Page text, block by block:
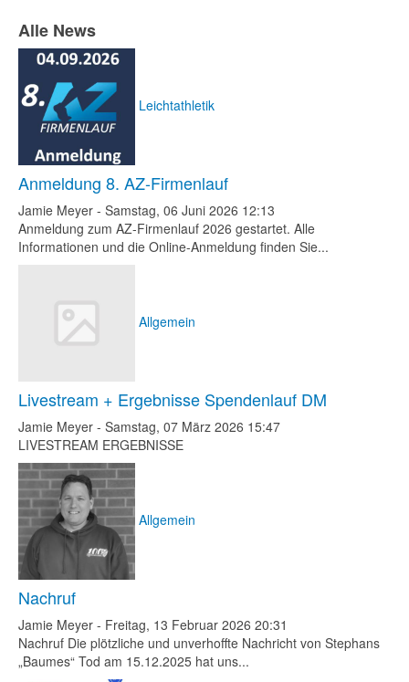
Alle News
Leichtathletik
Anmeldung 8. AZ-Firmenlauf
Jamie Meyer - Samstag, 06 Juni 2026 12:13
Anmeldung zum AZ-Firmenlauf 2026 gestartet. Alle
Informationen und die Online-Anmeldung finden Sie...
Allgemein
Livestream + Ergebnisse Spendenlauf DM
Jamie Meyer - Samstag, 07 März 2026 15:47
LIVESTREAM ERGEBNISSE
Allgemein
Nachruf
Jamie Meyer - Freitag, 13 Februar 2026 20:31
Nachruf Die plötzliche und unverhoffte Nachricht von Stephans
„Baumes“ Tod am 15.12.2025 hat uns...